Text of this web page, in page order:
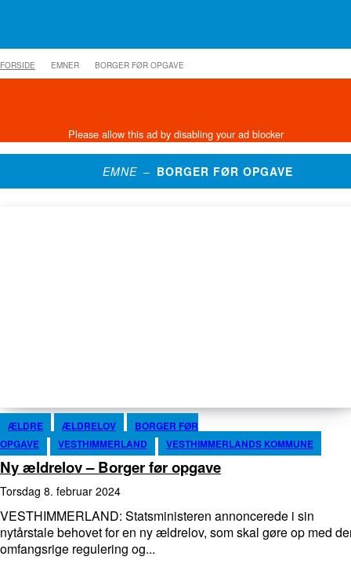
FORSIDE EMNER BORGER FØR OPGAVE
EMNE – BORGER FØR OPGAVE
ÆLDRE ÆLDRELOV
BORGER FØR
OPGAVE
VESTHIMMERLAND VESTHIMMERLANDS KOMMUNE
Ny ældrelov – Borger før opgave
torsdag 8. februar 2024
VESTHIMMERLAND: Statsministeren annoncerede i sin
nytårstale behovet for en ny ældrelov, som skal gøre op med
omfangsrige regulering og...